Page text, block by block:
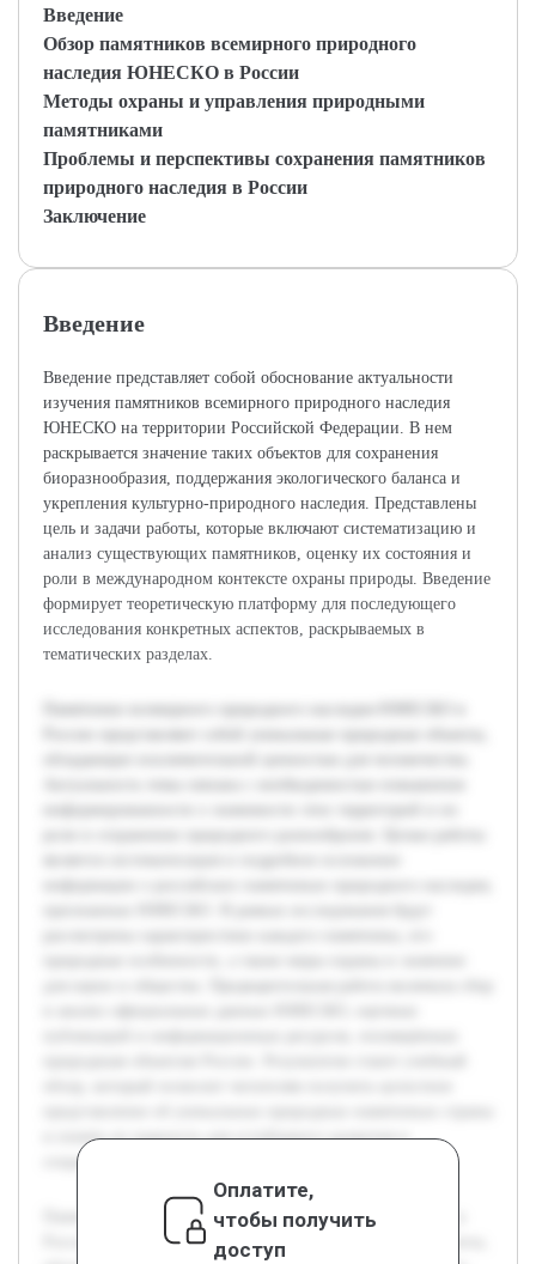
Введение
Обзор памятников всемирного природного
наследия ЮНЕСКО в России
Методы охраны и управления природными
памятниками
Проблемы и перспективы сохранения памятников
природного наследия в России
Заключение
Введение
Введение представляет собой обоснование актуальности
изучения памятников всемирного природного наследия
ЮНЕСКО на территории Российской Федерации. В нем
раскрывается значение таких объектов для сохранения
биоразнообразия, поддержания экологического баланса и
укрепления культурно-природного наследия. Представлены
цель и задачи работы, которые включают систематизацию и
анализ существующих памятников, оценку их состояния и
роли в международном контексте охраны природы. Введение
формирует теоретическую платформу для последующего
исследования конкретных аспектов, раскрываемых в
тематических разделах.
и понять их важность для устойчивого развития и
сохранения природного наследия.
Памятники всемирного природного наследия ЮНЕСКО в
России представляют собой уникальные природные объекты,
Оплатите,
чтобы получить
доступ